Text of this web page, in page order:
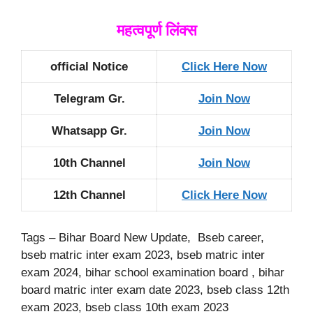
महत्वपूर्ण लिंक्स
official Notice Click Here Now
Telegram Gr. Join Now
Whatsapp Gr. Join Now
10th Channel Join Now
12th Channel Click Here Now
Tags – Bihar Board New Update, Bseb career,
bseb matric inter exam 2023, bseb matric inter
exam 2024, bihar school examination board , bihar
board matric inter exam date 2023, bseb class 12th
exam 2023, bseb class 10th exam 2023